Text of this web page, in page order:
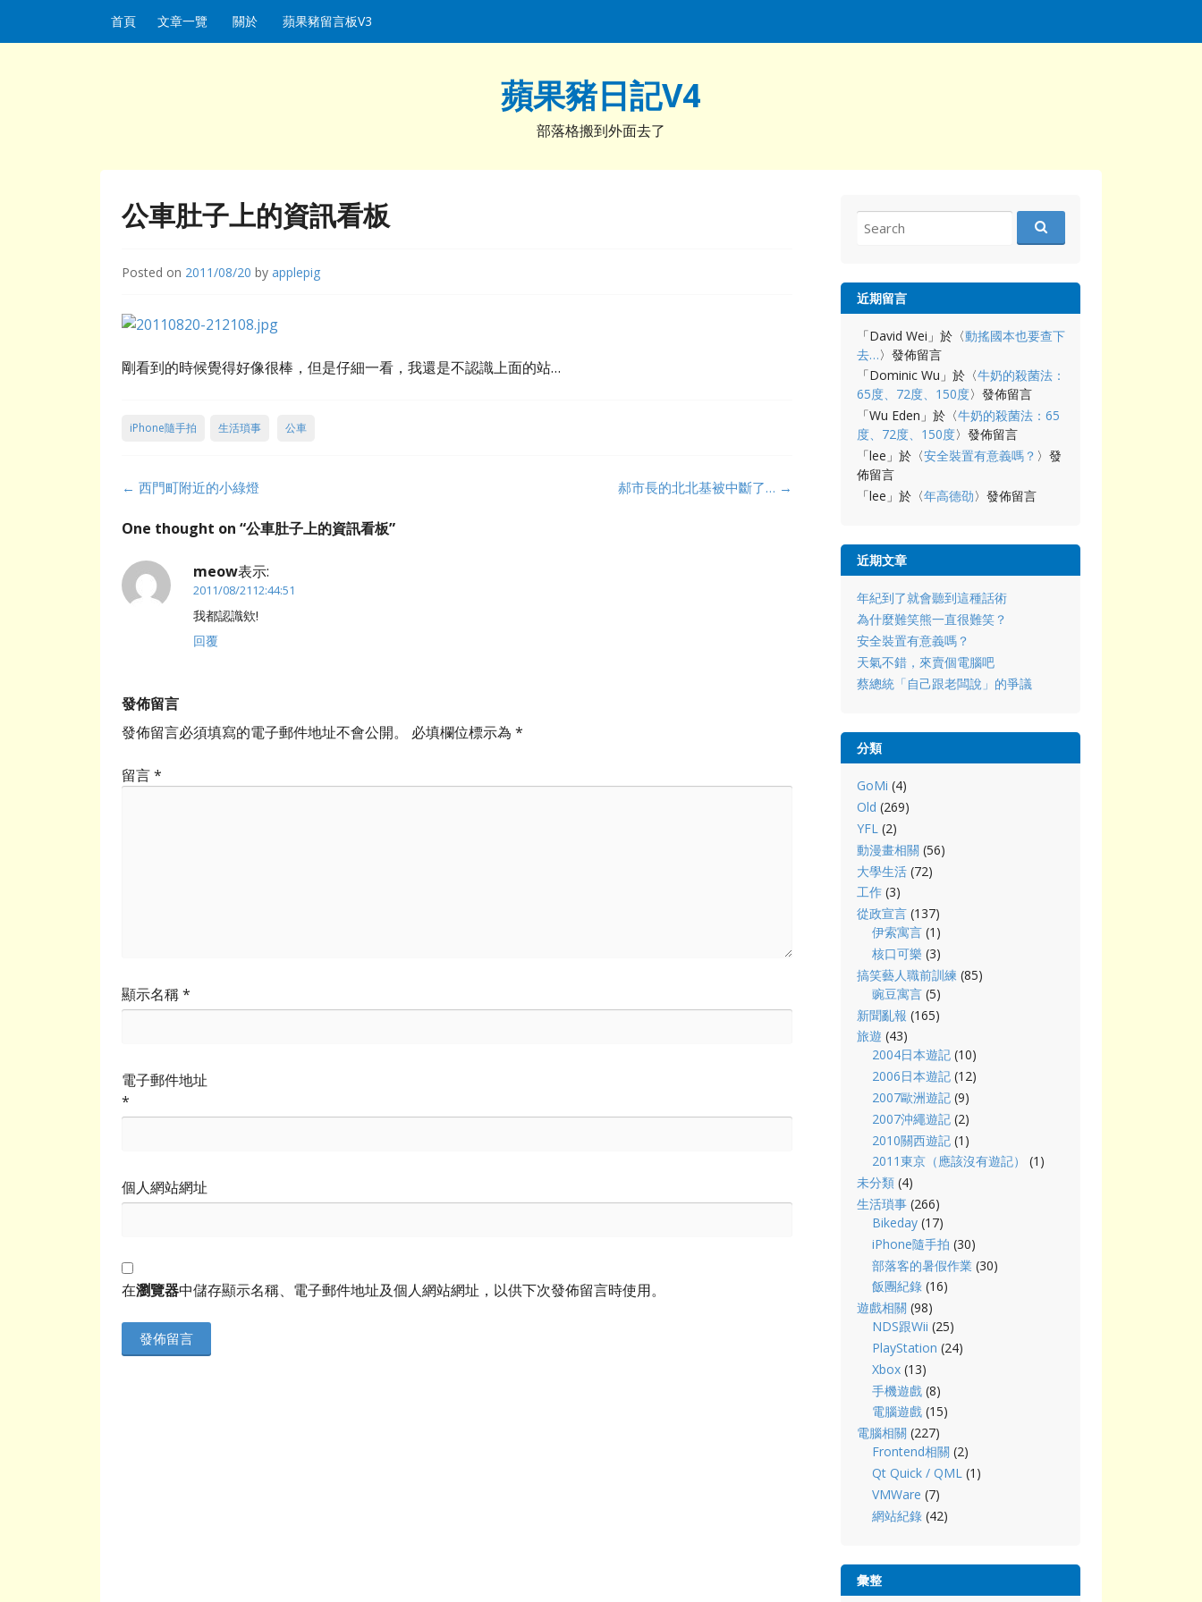
首頁 文章一覽 關於 蘋果豬留言板V3
蘋果豬日記V4
部落格搬到外面去了
公車肚子上的資訊看板
Posted on 2011/08/20 by applepig
剛看到的時候覺得好像很棒，但是仔細一看，我還是不認識上面的站…
iPhone隨手拍 生活瑣事 公車
Post
← 西門町附近的小綠燈 郝市長的北北基被中斷了… →
One thought on “公車肚子上的資訊看板”
meow表示:
2011/08/2112:44:51
我都認識欸!
回覆
發佈留言
發佈留言必須填寫的電子郵件地址不會公開。
必填欄位標示為 *
留言*
顯示名稱*
電子郵件地址
*
個人網站網址
在瀏覽器中儲存顯示名稱、電子郵件地址及個人網站網址，以供下次發佈留言時使用。
for:
近期留言
「David Wei 」於〈動搖國本也要查下
去…〉發佈留言
「Dominic Wu 」於〈牛奶的殺菌法：
65度、72度、150度〉發佈留言
「Wu Eden 」於〈牛奶的殺菌法：65
度、72度、150度〉發佈留言
「lee 」於〈安全裝置有意義嗎？ 〉發
佈留言
「lee 」於〈年高德劭〉發佈留言
近期文章
年紀到了就會聽到這種話術
為什麼難笑熊一直很難笑？
安全裝置有意義嗎？
天氣不錯，來賣個電腦吧
蔡總統「自己跟老闆說」的爭議
分類
GoMi (4)
Old (269)
YFL(2)
動漫畫相關 (56)
大學生活(72)
工作(3)
從政宣言(137)
伊索寓言 (1)
核口可樂 (3)
搞笑藝人職前訓練 (85)
豌豆寓言 (5)
新聞亂報 (165)
旅遊 (43)
2004日本遊記 (10)
2006日本遊記 (12)
2007歐洲遊記 (9)
2007沖繩遊記 (2)
2010關西遊記 (1)
2011東京（應該沒有遊記）
(1)
未分類(4)
生活瑣事(266)
Bikeday (17)
iPhone隨手拍 (30)
部落客的暑假作業 (30)
飯團紀錄 (16)
遊戲相關 (98)
NDS跟Wii (25)
PlayStation (24)
Xbox (13)
手機遊戲 (8)
電腦遊戲 (15)
電腦相關 (227)
Frontend相關 (2)
Qt Quick / QML (1)
VMWare (7)
網站紀錄 (42)
彙整